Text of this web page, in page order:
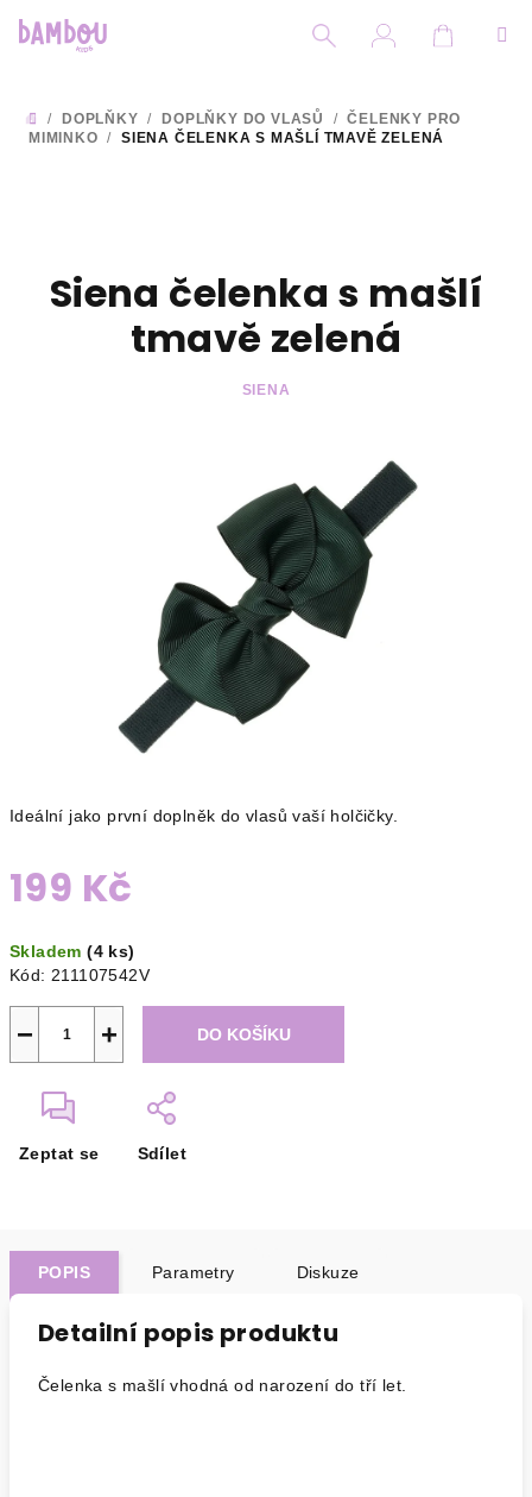
DOMŮ
/ DOPLŇKY / DOPLŇKY DO VLASŮ / ČELENKY PRO
MIMINKO
/ SIENA ČELENKA S MAŠLÍ TMAVĚ ZELENÁ
Ideální jako první doplněk do vlasů vaší holčičky.
199 Kč
cena:
Skladem(4 ks)
Kód: 211107542V
+
− DO KOŠÍKU
Zeptat se Sdílet
Siena čelenka s mašlí
tmavě zelená
SIENA
POPIS Parametry Diskuze
Detailní popis produktu
Čelenka s mašlí vhodná od narození do tří let.